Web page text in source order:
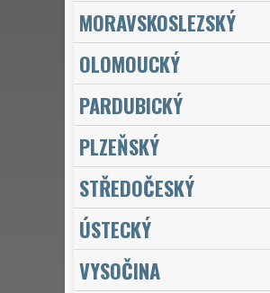
MORAVSKOSLEZSKÝ
OLOMOUCKÝ
PARDUBICKÝ
PLZEŇSKÝ
STŘEDOČESKÝ
ÚSTECKÝ
VYSOČINA